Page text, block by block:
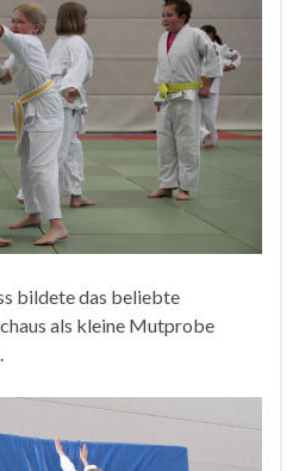
bildete das beliebte
als kleine Mutprobe